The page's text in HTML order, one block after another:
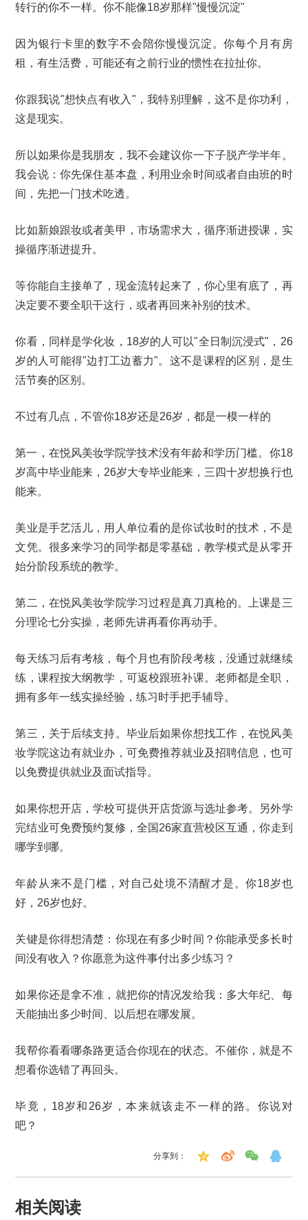
转行的你不一样。你不能像18岁那样"慢慢沉淀"
因为银行卡里的数字不会陪你慢慢沉淀。你每个月有房
租，有生活费，可能还有之前行业的惯性在拉扯你。
你跟我说"想快点有收入"，我特别理解，这不是你功利，
这是现实。
所以如果你是我朋友，我不会建议你一下子脱产学半年。
我会说：你先保住基本盘，利用业余时间或者自由班的时
间，先把一门技术吃透。
比如新娘跟妆或者美甲，市场需求大，循序渐进授课，实
操循序渐进提升。
等你能自主接单了，现金流转起来了，你心里有底了，再
决定要不要全职干这行，或者再回来补别的技术。
你看，同样是学化妆，18岁的人可以"全日制沉浸式"，26
岁的人可能得"边打工边蓄力"。这不是课程的区别，是生
活节奏的区别。
不过有几点，不管你18岁还是26岁，都是一模一样的
第一，在悦风美妆学院学技术没有年龄和学历门槛。你18
岁高中毕业能来，26岁大专毕业能来，三四十岁想换行也
能来。
美业是手艺活儿，用人单位看的是你试妆时的技术，不是
文凭。很多来学习的同学都是零基础，教学模式是从零开
始分阶段系统的教学。
第二，在悦风美妆学院学习过程是真刀真枪的。上课是三
分理论七分实操，老师先讲再看你再动手。
每天练习后有考核，每个月也有阶段考核，没通过就继续
练，课程按大纲教学，可返校跟班补课。老师都是全职，
拥有多年一线实操经验，练习时手把手辅导。
第三，关于后续支持。毕业后如果你想找工作，在悦风美
妆学院这边有就业办，可免费推荐就业及招聘信息，也可
以免费提供就业及面试指导。
如果你想开店，学校可提供开店货源与选址参考。另外学
完结业可免费预约复修，全国26家直营校区互通，你走到
哪学到哪。
年龄从来不是门槛，对自己处境不清醒才是。你18岁也
好，26岁也好。
关键是你得想清楚：你现在有多少时间？你能承受多长时
间没有收入？你愿意为这件事付出多少练习？
如果你还是拿不准，就把你的情况发给我：多大年纪、每
天能抽出多少时间、以后想在哪发展。
我帮你看看哪条路更适合你现在的状态。不催你，就是不
想看你选错了再回头。
毕竟，18岁和26岁，本来就该走不一样的路。你说对
吧？
分享到：
相关阅读